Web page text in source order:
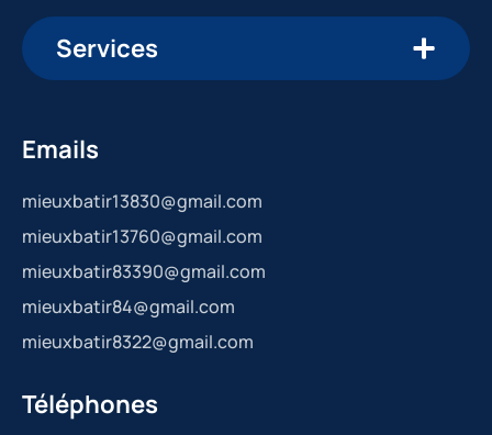
Services
Emails
mieuxbatir13830@gmail.com
mieuxbatir13760@gmail.com
mieuxbatir83390@gmail.com
mieuxbatir84@gmail.com
mieuxbatir8322@gmail.com
Téléphones